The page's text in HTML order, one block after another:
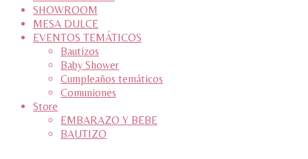
SHOWROOM
MESA DULCE
EVENTOS TEMÁTICOS
Bautizos
Baby Shower
Cumpleaños temáticos
Comuniones
Store
EMBARAZO Y BEBE
BAUTIZO